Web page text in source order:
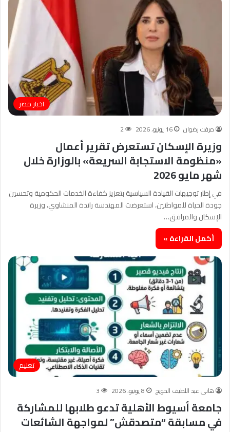
اخبار مصر
مرفت رضوان 16 يونيو، 2026 2
وزيرة الإسكان تستعرض تقرير أعمال
«منظومة الاستجابة السريعة» بالوزارة خلال
شهر مايو 2026
في إطار توجيهات القيادة السياسية بتعزيز كفاءة الخدمات الحكومية وتحسين
جودة الحياة للمواطنين، استعرضت المهندسة راندة المنشاوي، وزيرة
الإسكان والمرافق…
أكمل القراءة »
تعليم
هانى عبد اللطيف الحويج 8 يونيو، 2026 3
جامعة أسيوط الأهلية تدعو طلابها للمشاركة
في مسابقة “متصدقش” لمواجهة الشائعات